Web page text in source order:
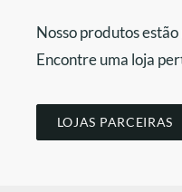
Nosso produtos
Encontre uma loja
LOJAS PARCEIRAS